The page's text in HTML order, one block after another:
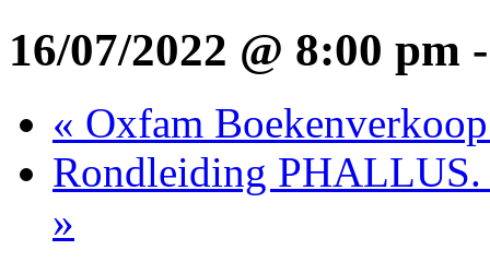
16/07/2022 @ 8:00 pm
« Oxfam
Rondleiding PHALLUS.
»